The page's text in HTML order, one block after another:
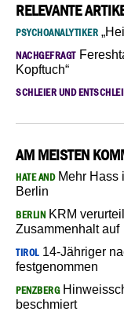
RELEVANTE
PSYCHOANALYTIKER
NACHGEFRAGT
Kopftuch“
SCHLEIER UND
AM MEISTEN
HATE ANDMehr Hass
Berlin
BERLIN KRM
Zusammenhalt auf
TIROL14-Jähriger
festgenommen
PENZBERG
beschmiert